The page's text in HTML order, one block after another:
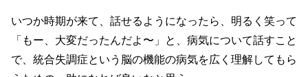
いつか時期が来て、話せるようになったら、明るく笑って
「もー、大変だったんだよ〜」と、病気について話すこと
で、統合失調症という脳の機能の病気を広く理解してもら